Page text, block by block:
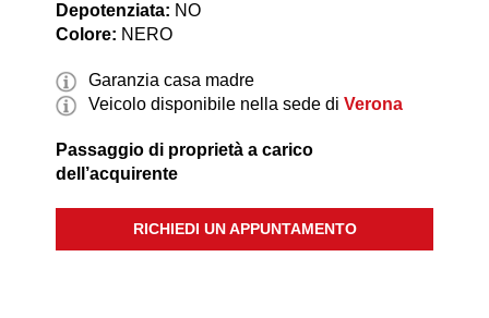
Depotenziata: NO
Colore: NERO
Garanzia casa madre
Veicolo disponibile nella sede diVerona
Passaggio di proprietà a carico
dell’acquirente
RICHIEDI UN APPUNTAMENTO